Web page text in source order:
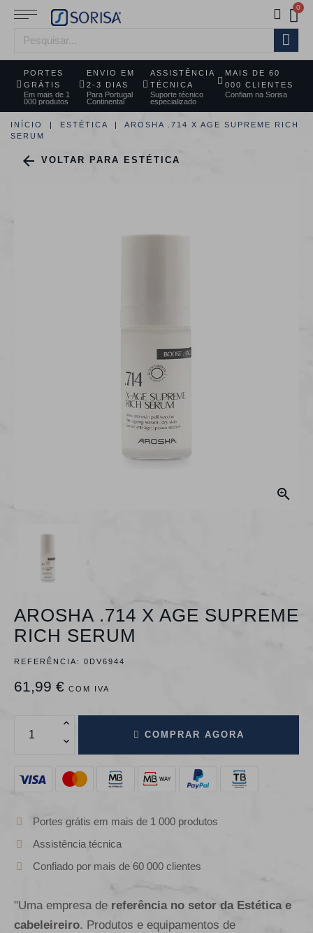
PORTES
GRÁTIS
Em mais de 1
000 produtos
ENVIO EM
2-3 DIAS
Para Portugal
Continental
ASSISTÊNCIA
TÉCNICA
Suporte técnico
especializado
MAIS DE 60
000 CLIENTES
Confiam na Sorisa
INÍCIO ESTÉTICA
AROSHA .714 X AGE SUPREME RICH
SERUM
 VOLTAR PARA ESTÉTICA

AROSHA .714 X AGE SUPREME
RICH SERUM
REFERÊNCIA: 0DV6944
61,99 € COM IVA
COMPRAR AGORA
Portes grátis em mais de 1 000 produtos
Assistência técnica
Confiado por mais de 60 000 clientes
"Uma empresa de referência no setor da Estética e
cabeleireiro. Produtos e equipamentos de